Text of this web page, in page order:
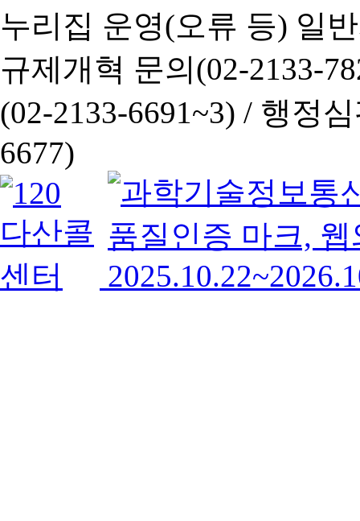
누리집 운영(오류 등) 일
규제개혁 문의(02-2133-
(02-2133-6691~3) / 행정심
6677)